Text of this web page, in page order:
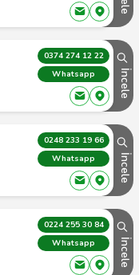
0374 274 12 22
Whatsapp
İncele
0248 233 19 66
Whatsapp
İncele
0224 255 30 84
Whatsapp
İncele